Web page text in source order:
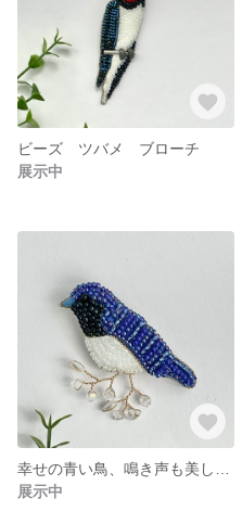
ビーズ ツバメ ブローチ
展示中
展示中